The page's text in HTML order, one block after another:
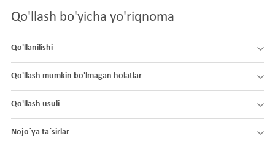
Qo'llash bo'yicha yo'riqnoma
Qo'llanilishi
Qo'llash mumkin bo'lmagan holatlar
Qo'llash usuli
Nojo´ya ta´sirlar